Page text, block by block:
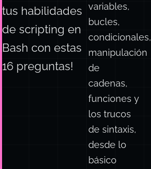
tus habilidades
de scripting en
Bash con estas
16 preguntas!
variables,
bucles,
condicionales,
manipulación
de
cadenas,
funciones y
los trucos
de sintaxis,
desde lo
básico